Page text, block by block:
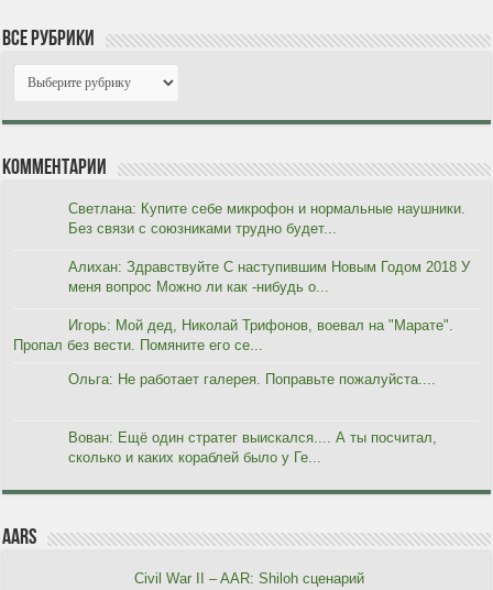
Все рубрики
Комментарии
Светлана: Купите себе микрофон и нормальные наушники.
Без связи с союзниками трудно будет...
Алихан: Здравствуйте С наступившим Новым Годом 2018 У
меня вопрос Можно ли как -нибудь о...
Игорь: Мой дед, Николай Трифонов, воевал на "Марате".
Пропал без вести. Помяните его се...
Ольга: Не работает галерея. Поправьте пожалуйста....
Вован: Ещё один стратег выискался.... А ты посчитал,
сколько и каких кораблей было у Ге...
AARs
Civil War II – AAR: Shiloh сценарий